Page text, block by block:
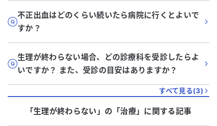
不正出血はどのくらい続いたら病院に行くとよいで
すか？
生理が終わらない場合、どの診療科を受診したらよ
いですか？ また、受診の目安はありますか？
すべて見る(3)
「生理が終わらない」 の「治療」に関する記事